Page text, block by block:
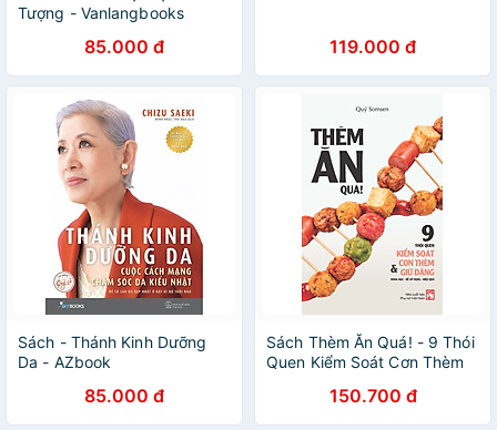
Tượng - Vanlangbooks
85.000 đ 119.000 đ
Sách - Thánh Kinh Dưỡng
Da - AZbook
85.000 đ
Sách Thèm Ăn Quá! - 9 Thói
Quen Kiểm Soát Cơn Thèm
150.700 đ